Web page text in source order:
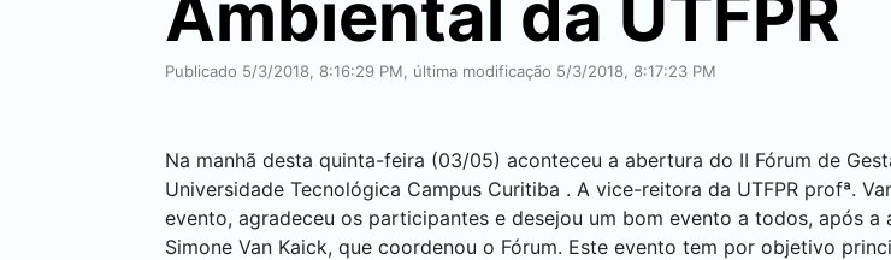
Ambiental da UTFPR
Publicado 5/3/2018, 8:16:29 PM, última modificação 5/3/2018, 8:17:23 PM
Na manhã desta quinta-feira (03/05) aconteceu a abertura do II Fórum de
Universidade Tecnológica Campus Curitiba . A vice-reitora da UTFPR profª.
evento, agradeceu os participantes e desejou um bom evento a todos, após
Simone Van Kaick, que coordenou o Fórum. Este evento tem por objetivo